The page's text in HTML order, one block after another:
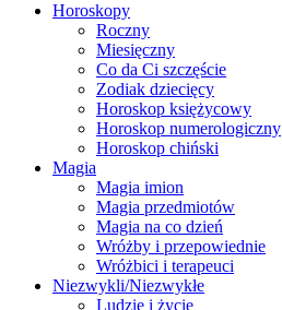
Horoskopy
Roczny
Miesięczny
Co da Ci szczęście
Zodiak dziecięcy
Horoskop księżycowy
Horoskop numerologiczny
Horoskop chiński
Magia
Magia imion
Magia przedmiotów
Magia na co dzień
Wróżby i przepowiednie
Wróżbici i terapeuci
Niezwykli/Niezwykłe
Ludzie i życie